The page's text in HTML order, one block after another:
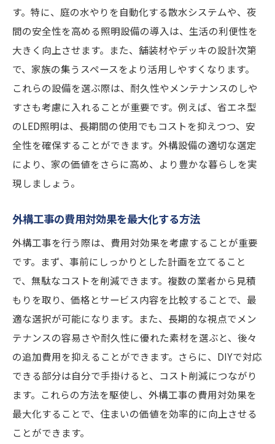
す。特に、庭の水やりを自動化する散水システムや、夜
間の安全性を高める照明設備の導入は、生活の利便性を
大きく向上させます。また、舗装材やデッキの設計次第
で、家族の集うスペースをより活用しやすくなります。
これらの設備を選ぶ際は、耐久性やメンテナンスのしや
すさも考慮に入れることが重要です。例えば、省エネ型
のLED照明は、長期間の使用でもコストを抑えつつ、安
全性を確保することができます。外構設備の適切な選定
により、家の価値をさらに高め、より豊かな暮らしを実
現しましょう。
外構工事の費用対効果を最大化する方法
外構工事を行う際は、費用対効果を考慮することが重要
です。まず、事前にしっかりとした計画を立てること
で、無駄なコストを削減できます。複数の業者から見積
もりを取り、価格とサービス内容を比較することで、最
適な選択が可能になります。また、長期的な視点でメン
テナンスの容易さや耐久性に優れた素材を選ぶと、後々
の追加費用を抑えることができます。さらに、DIYで対応
できる部分は自分で手掛けると、コスト削減につながり
ます。これらの方法を駆使し、外構工事の費用対効果を
最大化することで、住まいの価値を効率的に向上させる
ことができます。